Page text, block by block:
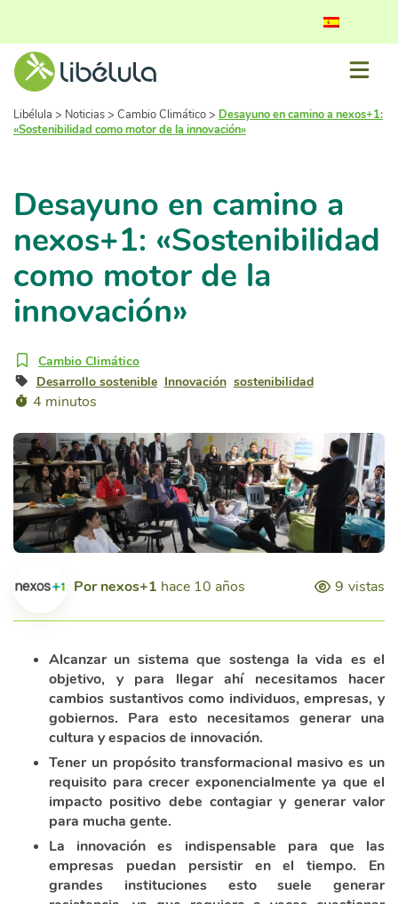
Libélula > Noticias> Cambio Climático> Desayuno en camino a nexos+1:
«Sostenibilidad como motor de la innovación»
Desayuno en camino a
nexos+1: «Sostenibilidad
como motor de la
innovación»
Cambio Climático
Desarrollo sostenible Innovación sostenibilidad
4 minutos
Pornexos+1 hace 10 años 9 vistas
Alcanzar un sistema que sostenga la vida es el
objetivo, y para llegar ahí necesitamos hacer
cambios sustantivos como individuos, empresas, y
gobiernos. Para esto necesitamos generar una
cultura y espacios de innovación.
Tener un propósito transformacional masivo es un
requisito para crecer exponencialmente ya que el
impacto positivo debe contagiar y generar valor
para mucha gente.
La innovación es indispensable para que las
empresas puedan persistir en el tiempo. En
grandes instituciones esto suele generar